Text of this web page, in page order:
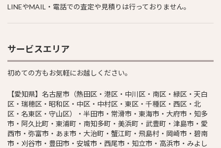
LINEやMAIL・電話での査定や見積りは行っておりません。
サービスエリア
初めての方もお気軽にお越しください。
【愛知県】名古屋市（熱田区・港区・中川区・南区・緑区・天白
区・瑞穂区・昭和区・中区・中村区・東区・千種区・西区・北
区・名東区・守山区）・半田市・常滑市・東海市・大府市・知多
市・阿久比町・東浦町・南知多町・美浜町・武豊町・津島市・愛
西市・弥富市・あま市・大治町・蟹江町・飛島村・岡崎市・碧南
市・刈谷市・豊田市・安城市・西尾市・知立市・高浜市・みよし